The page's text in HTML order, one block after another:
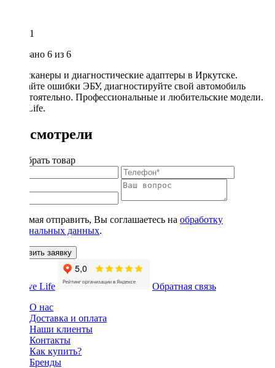
1
Показано 6 из 6
Автосканеры и диагностические адаптеры в Иркутске.
Считайте ошибки ЭБУ, диагностируйте свой автомобиль
самостоятельно. Профессиональные и любительские модели.
DriveLife.
Вы смотрели
Подобрать товар
Нажимая отправить, Вы соглашаетесь на обработку
персональных данных.
Оставить заявку
Обратная связь
О нас
Доставка и оплата
Наши клиенты
Контакты
Как купить?
Бренды